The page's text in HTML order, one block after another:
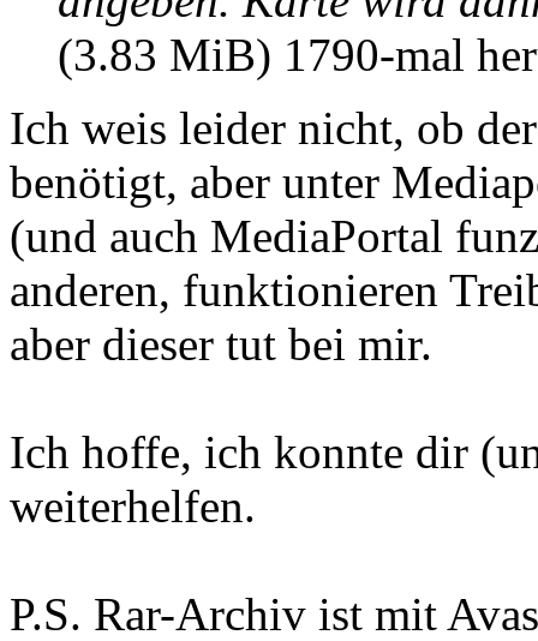
(3.83 MiB) 1790-mal
Ich weis leider nicht, ob
benötigt, aber unter
(und auch MediaPortal
anderen, funktionieren
aber dieser tut bei mir.
Ich hoffe, ich konnte dir
weiterhelfen.
P.S. Rar-Archiv ist mit